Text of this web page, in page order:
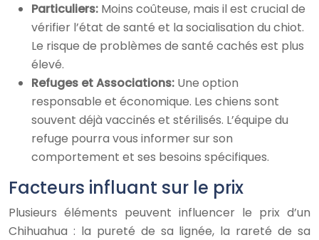
Particuliers: Moins coûteuse, mais il est crucial de
vérifier l’état de santé et la socialisation du chiot.
Le risque de problèmes de santé cachés est plus
élevé.
Refuges et Associations: Une option
responsable et économique. Les chiens sont
souvent déjà vaccinés et stérilisés. L’équipe du
refuge pourra vous informer sur son
comportement et ses besoins spécifiques.
Facteurs influant sur le prix
Plusieurs éléments peuvent influencer le prix d’un
Chihuahua : la pureté de sa lignée, la rareté de sa